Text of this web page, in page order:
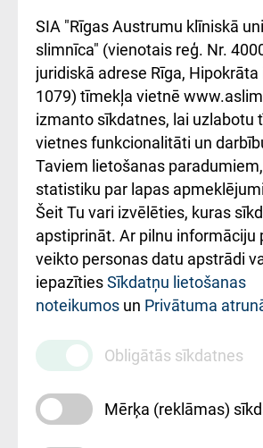
atsauksmju/sūdzību
iesniegšanas
kārtība
Kā pie mums nokļūt
Rēķinu apmaksas
ceļvedis
Rekvizīti un
ārstniecības
iestādes kods
010000234
Maksas
pakalpojumu
cenrādis
SIA "Rīgas Austrumu klīniskā
slimnīca" (vienotais reģ. Nr.
juridiskā adrese Rīga, Hipokrāta
1079) tīmekļa vietnē
izmanto sīkdatnes, lai uzlabotu
vietnes funkcionalitāti un
Taviem lietošanas
statistiku par lapas
Šeit Tu vari izvēlēties, kuras
apstiprināt. Ar pilnu informāciju
veikto personas datu apstrādi
iepazītiesSīkdatņu lietošanas
noteikumos un Privātuma
Obligātās sīkdatnes
Mērķa (reklāmas)